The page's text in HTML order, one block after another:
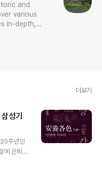
and
various
in-depth,
sense or
더보기
성기
주년인
에 은퇴하
지만 암